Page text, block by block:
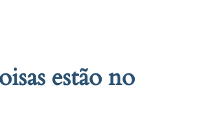
estão no